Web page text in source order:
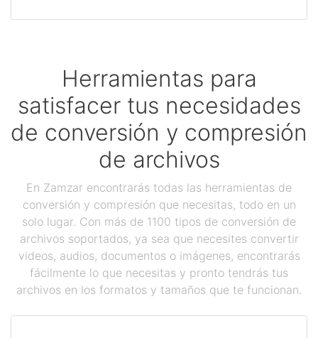
Herramientas para
satisfacer tus necesidades
de conversión y compresión
de archivos
En Zamzar encontrarás todas las herramientas de
conversión y compresión que necesitas, todo en un
solo lugar. Con más de 1100 tipos de conversión de
archivos soportados, ya sea que necesites convertir
videos, audios, documentos o imágenes, encontrarás
fácilmente lo que necesitas y pronto tendrás tus
archivos en los formatos y tamaños que te funcionan.